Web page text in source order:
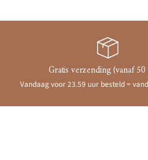
Gratis verzending (vanaf
Vandaag voor 23.59 uur besteld =